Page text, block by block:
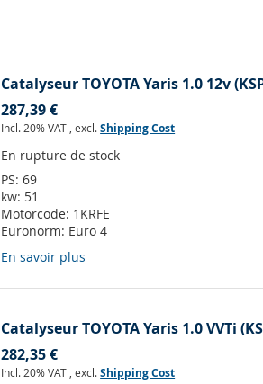
Catalyseur TOYOTA Yaris 1.0 12v
287,39 €
Incl. 20% VAT ,excl.Shipping Cost
En rupture de stock
PS:69
kw: 51
Motorcode: 1KRFE
Euronorm: Euro 4
En savoir plus
Catalyseur TOYOTA Yaris 1.0 VVTi
282,35 €
Incl. 20% VAT ,excl.Shipping Cost